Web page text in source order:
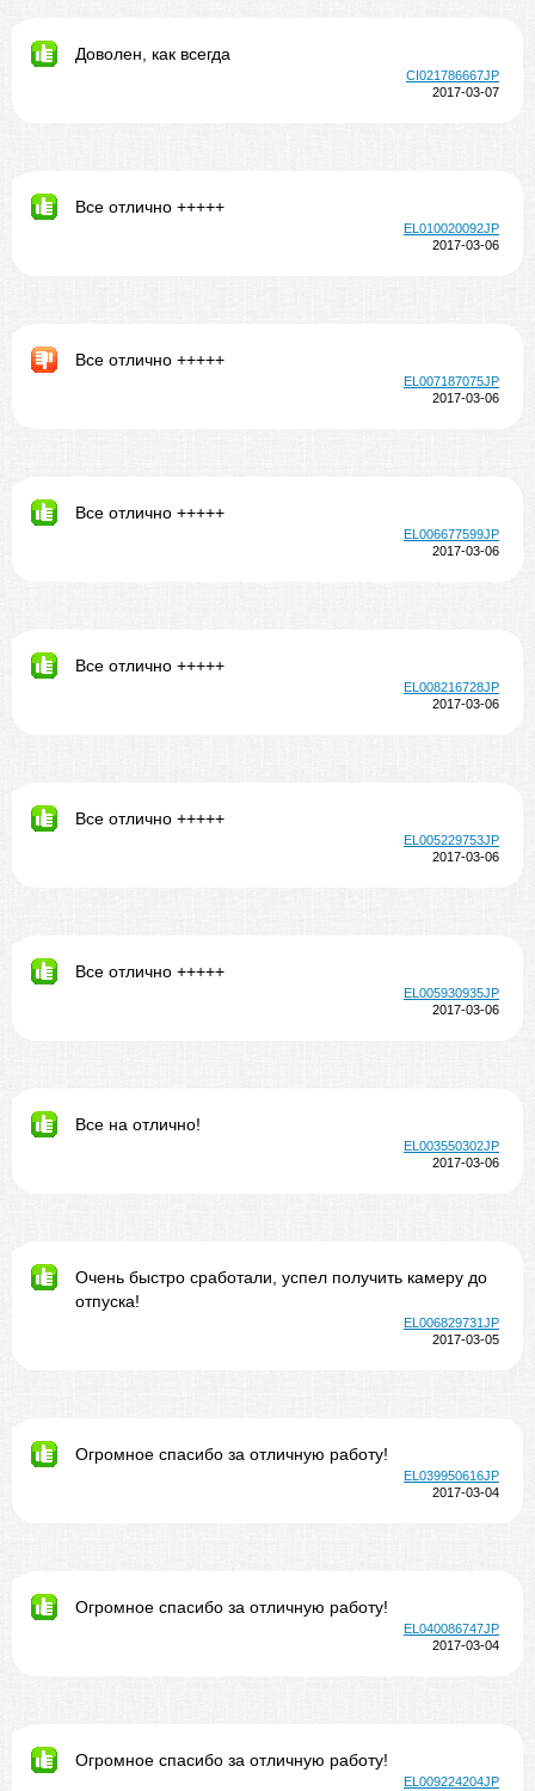
Доволен, как всегда
CI021786667JP
2017-03-07
Все отлично +++++
EL010020092JP
2017-03-06
Все отлично +++++
EL007187075JP
2017-03-06
Все отлично +++++
EL006677599JP
2017-03-06
Все отлично +++++
EL008216728JP
2017-03-06
Все отлично +++++
EL005229753JP
2017-03-06
Все отлично +++++
EL005930935JP
2017-03-06
Все на отлично!
EL003550302JP
2017-03-06
Очень быстро сработали, успел получить камеру до
отпуска!
EL006829731JP
2017-03-05
Огромное спасибо за отличную работу!
EL039950616JP
2017-03-04
Огромное спасибо за отличную работу!
EL040086747JP
2017-03-04
Огромное спасибо за отличную работу!
EL009224204JP